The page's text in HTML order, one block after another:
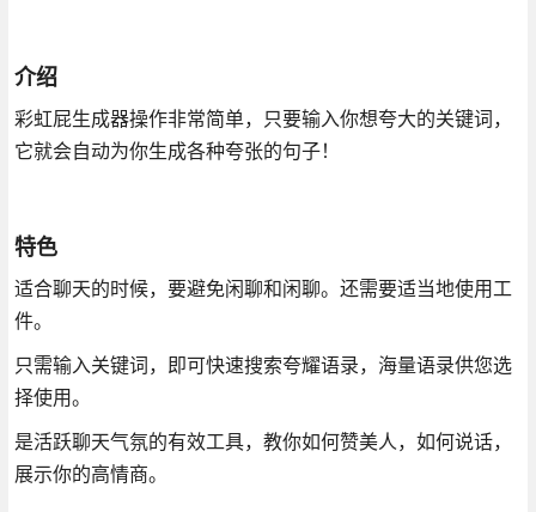
介绍
彩虹屁生成器操作非常简单，只要输入你想夸大的关键词，
它就会自动为你生成各种夸张的句子！
特色
适合聊天的时候，要避免闲聊和闲聊。还需要适当地使用工
件。
只需输入关键词，即可快速搜索夸耀语录，海量语录供您选
择使用。
是活跃聊天气氛的有效工具，教你如何赞美人，如何说话，
展示你的高情商。